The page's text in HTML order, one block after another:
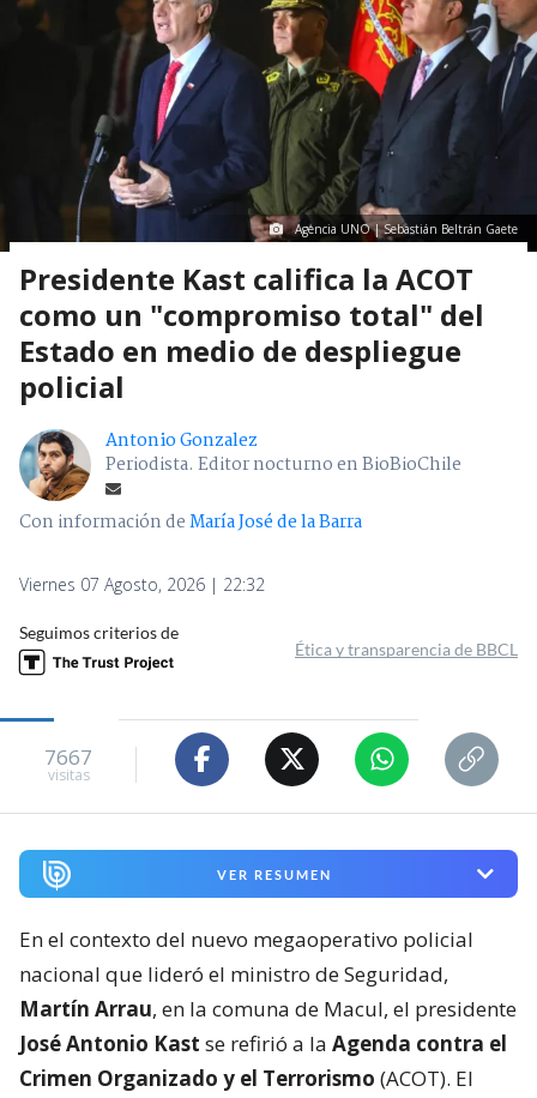
Agencia UNO | Sebastián Beltrán Gaete
Presidente Kast califica la ACOT
como un "compromiso total" del
Estado en medio de despliegue
policial
Antonio Gonzalez
Periodista. Editor nocturno en BioBioChile
Con información deMaría José de la Barra
Viernes 07 Agosto, 2026 | 22:32
Seguimos criterios de
Ética y transparencia de BBCL
7667
visitas
VER RESUMEN
En el contexto del nuevo megaoperativo policial
nacional que lideró el ministro de Seguridad,
Martín Arrau, en la comuna de Macul, el presidente
José Antonio Kast se refirió a la Agenda contra el
Crimen Organizado y el Terrorismo (ACOT). El